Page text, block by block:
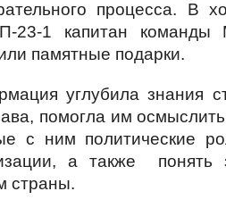
процесса. В
23-1 капитан команды
памятные подарки.
углубила знания
помогла им
с ним политические
а также понять
страны.